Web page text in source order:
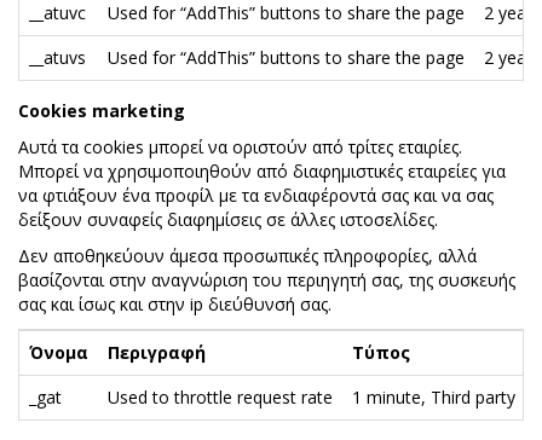
__atuvc
Used for “AddThis” buttons to share the page
2
__atuvs
Used for “AddThis” buttons to share the page 2
Cookies marketing
Αυτά τα cookies μπορεί να οριστούν από τρίτες εταιρίες.
Μπορεί να χρησιμοποιηθούν από διαφημιστικές εταιρείες για
να φτιάξουν ένα προφίλ με τα ενδιαφέροντά σας και να σας
δείξουν συναφείς διαφημίσεις σε άλλες ιστοσελίδες.
Δεν αποθηκεύουν άμεσα προσωπικές πληροφορίες, αλλά
βασίζονται στην αναγνώριση του περιηγητή σας, της συσκευής
σας και ίσως και στην ip διεύθυνσή σας.
Όνομα Περιγραφή Τύπος
_gat
Used to throttle request rate 1 minute, Third party